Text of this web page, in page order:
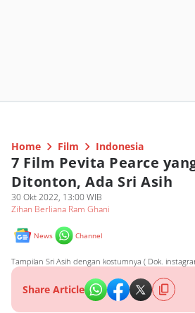
Home Film Indonesia
7 Film Pevita Pearce
Ditonton, Ada Sri Asih
30 Okt 2022, 13:00 WIB
Zihan Berliana Ram Ghani
News Channel
Tampilan Sri Asih dengan kostumnya ( Dok.
Share Article